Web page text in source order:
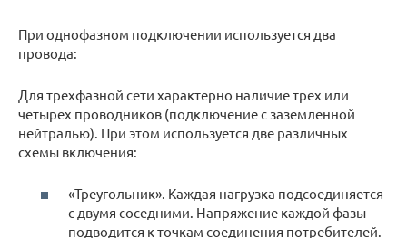
При однофазном подключении используется два
провода:
Для трехфазной сети характерно наличие трех или
четырех проводников (подключение с заземленной
нейтралью). При этом используется две различных
схемы включения:
«Треугольник». Каждая нагрузка подсоединяется
с двумя соседними. Напряжение каждой фазы
подводится к точкам соединения потребителей.